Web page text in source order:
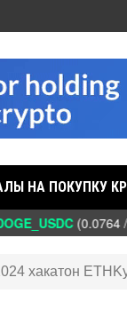
НА ПОКУПКУ
(0.0764 /
хакатон